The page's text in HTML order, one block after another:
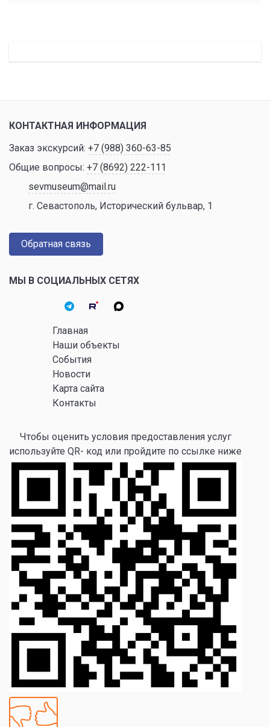
КОНТАКТНАЯ ИНФОРМАЦИЯ
Заказ экскурсий: +7 (988) 360-63-85
Общие вопросы: +7 (8692) 222-111
sevmuseum@mail.ru
г. Севастополь, Исторический бульвар, 1
Обратная связь
МЫ В СОЦИАЛЬНЫХ СЕТЯХ
Главная
Наши объекты
События
Новости
Карта сайта
Контакты
Чтобы оценить условия предоставления услуг
используйте QR- код или пройдите по ссылке ниже